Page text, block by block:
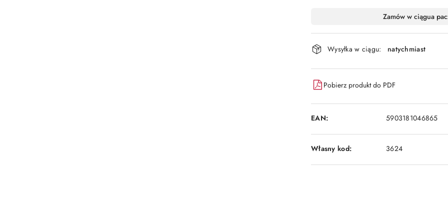
i
dostawa
Zamów w ciągua
Wysyłka w ciągu: natychmiast
Pobierz produkt do PDF
EAN: 5903181046865
Własny kod: 3624